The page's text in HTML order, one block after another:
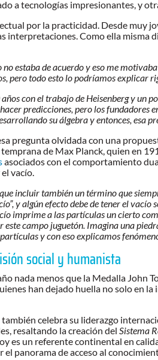
a tecnologías impresionantes, y
por la practicidad. Desde muy
interpretaciones. Como ella misma
estaba de acuerdo y eso me
pero todo esto lo podríamos explicar
con el trabajo de Heisenberg y un
predicciones, pero los fundadores
su álgebra y entonces, esa
pregunta olvidada con una
de Max Planck, quien en
asociados con el comportamiento
vacío.
incluir también un término que
y algún efecto debe de tener el
imprime a las partículas un cierto
campo juguetón. Imagina una
y con eso explicamos
social y humanista
nada menos que la Medalla John
han dejado huella no solo en
celebra su liderazgo
resaltando la creación del Sistema
es un referente continental en
panorama de acceso al